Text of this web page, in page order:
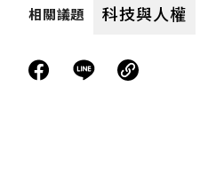
相關議題 科技與人權